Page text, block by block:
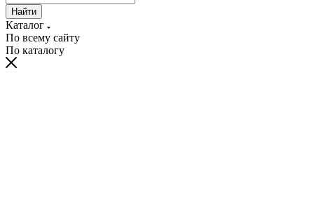
Найти
Каталог
По всему сайту
По каталогу